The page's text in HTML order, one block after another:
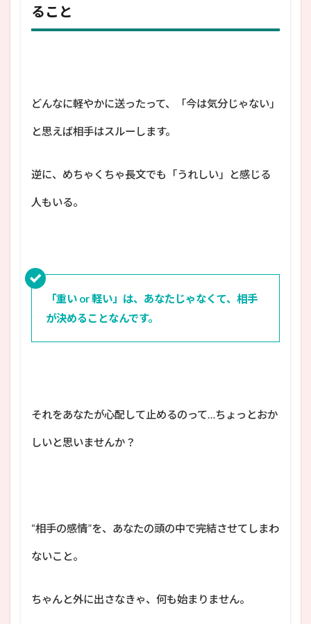
ること
どんなに軽やかに送ったって、「今は気分じゃない」
と思えば相手はスルーします。
逆に、めちゃくちゃ長文でも「うれしい」と感じる
人もいる。
「重い or 軽い」は、あなたじゃなくて、相手
が決めることなんです。
それをあなたが心配して止めるのって…ちょっとおか
しいと思いませんか？
“相手の感情”を、あなたの頭の中で完結させてしまわ
ないこと。
ちゃんと外に出さなきゃ、何も始まりません。